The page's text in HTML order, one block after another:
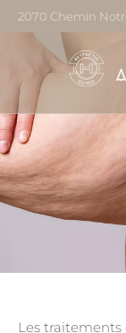
2070 Chemin
Les